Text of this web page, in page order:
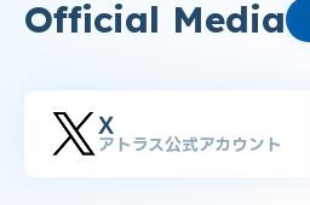
Official Media
X
アトラス公式アカウント